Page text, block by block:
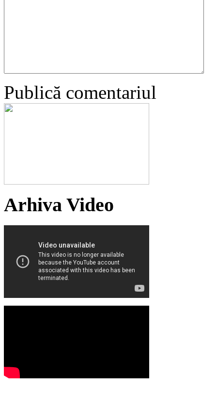
Publică comentariul
Arhiva Video